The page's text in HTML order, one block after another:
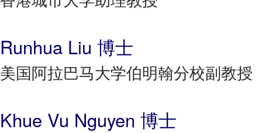
Runhua Liu 博士
美国阿拉巴马大学伯明翰分校副教授
Khue Vu Nguyen 博士